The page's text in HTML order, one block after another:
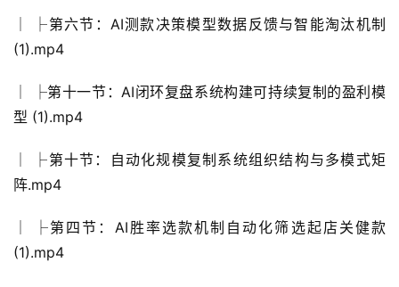
│ ├第六节：AI测款决策模型数据反馈与智能淘汰机制
(1).mp4
│ ├第十一节：AI闭环复盘系统构建可持续复制的盈利模
型 (1).mp4
│ ├第十节：自动化规模复制系统组织结构与多模式矩
阵.mp4
│ ├第四节：AI胜率选款机制自动化筛选起店关健款
(1).mp4